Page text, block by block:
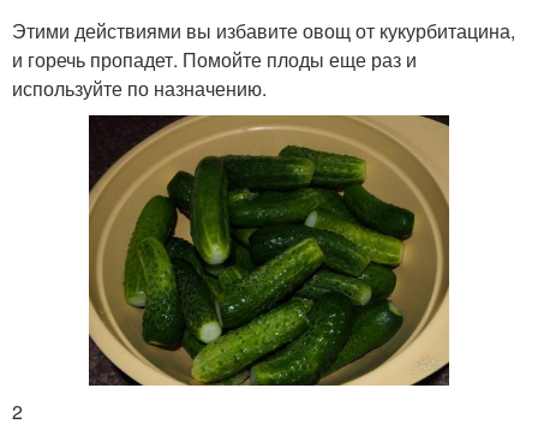
Этими действиями вы избавите овощ от кукурбитацина,
и горечь пропадет. Помойте плоды еще раз и
используйте по назначению.
2